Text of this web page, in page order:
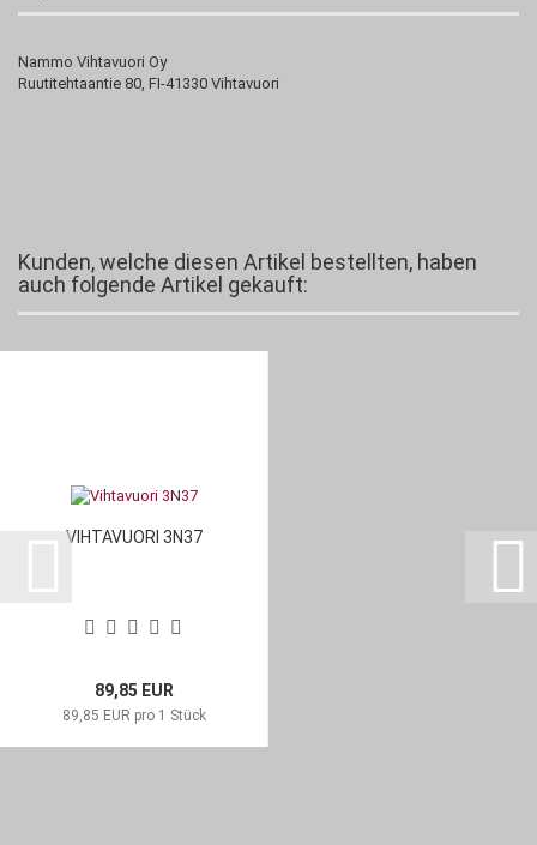
Nammo Vihtavuori Oy
Ruutitehtaantie 80, FI-41330 Vihtavuori
Kunden, welche diesen Artikel bestellten, haben
auch folgende Artikel gekauft:
VIHTAVUORI 3N37
89,85 EUR
89,85 EUR pro 1 Stück